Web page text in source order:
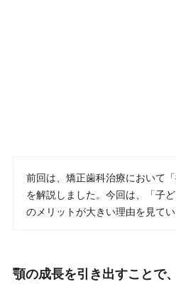
前回は、矯正歯科治療において
を解説しました。今回は、「子
のメリットが大きい理由を見てい
顎の成長を引き出すことで